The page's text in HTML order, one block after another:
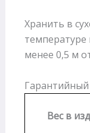
Хранить в
температуре
менее 0,5 м
Гарантийный
Вес в